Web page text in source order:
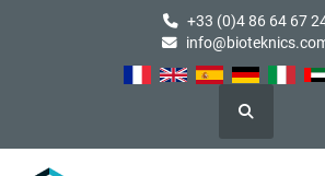
+33 (0)4 86 64 67
Rechercher